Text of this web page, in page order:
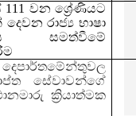
111 වන ශ්‍රේණියට
රාජ්‍ය භාෂා
සමත්වීමේ
සේවාවන්ගේ
ක්‍රියාත්මක